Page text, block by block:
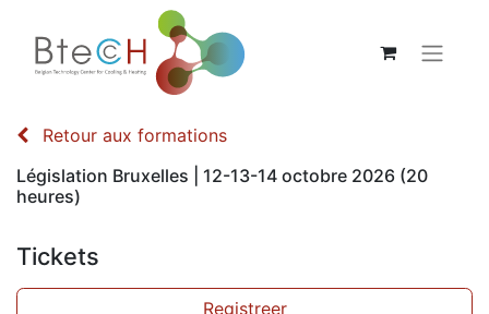
Retour aux formations
Législation Bruxelles | 12-13-14 octobre 2026 (20
heures)
Tickets
Registreer